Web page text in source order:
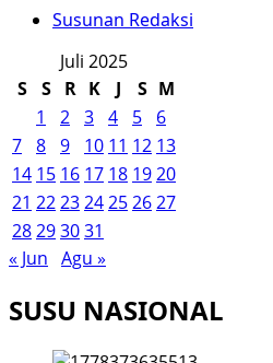
Susunan Redaksi
Juli 2025
S
S R K J S M
1
2 3 4 5
6
7 8 9 10 11 12 13
14 15 16 17 18 1920
21 222324252627
28293031
« Jun Agu »
SUSU NASIONAL